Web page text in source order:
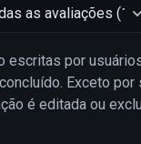
escritas por
Exceto por
é editada ou